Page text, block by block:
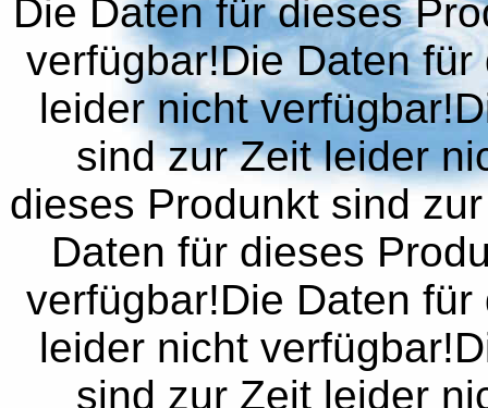
Die Daten für dieses
verfügbar!Die Daten
leider nicht
sind zur Zeit leider
dieses Produnkt sind
Daten für dieses
verfügbar!Die Daten
leider nicht
sind zur Zeit leider